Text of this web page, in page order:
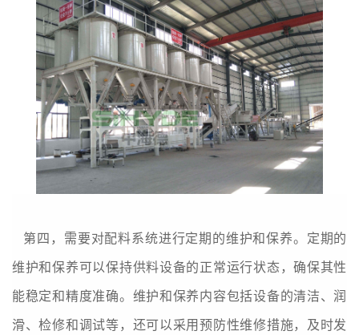
第四，需要对配料系统进行定期的维护和保养。定期的
维护和保养可以保持供料设备的正常运行状态，确保其性
能稳定和精度准确。维护和保养内容包括设备的清洁、润
滑、检修和调试等，还可以采用预防性维修措施，及时发